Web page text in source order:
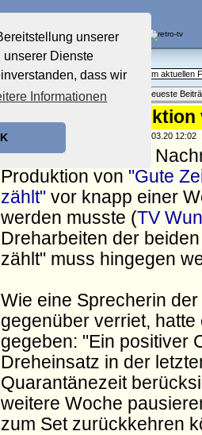
unserer
unserer Dienste
dass wir
Informationen
Forum
Fragen, Antworten und Meinungen zum aktuellen
Themenübersicht • Neues Thema Neueste
RTL nimmt
geschrieben von: , 28.03.20 12:02
Überwiegend gute
Produktion von "Gute
zählt" vor knapp einer
werden musste (TV
Dreharbeiten der
zählt" muss hingegen
Wie eine Sprecherin
gegenüber verriet,
gegeben:
Ein positiver
Dreheinsatz in der
Quarantänezeit
weitere Woche
zum Set zurückkehren